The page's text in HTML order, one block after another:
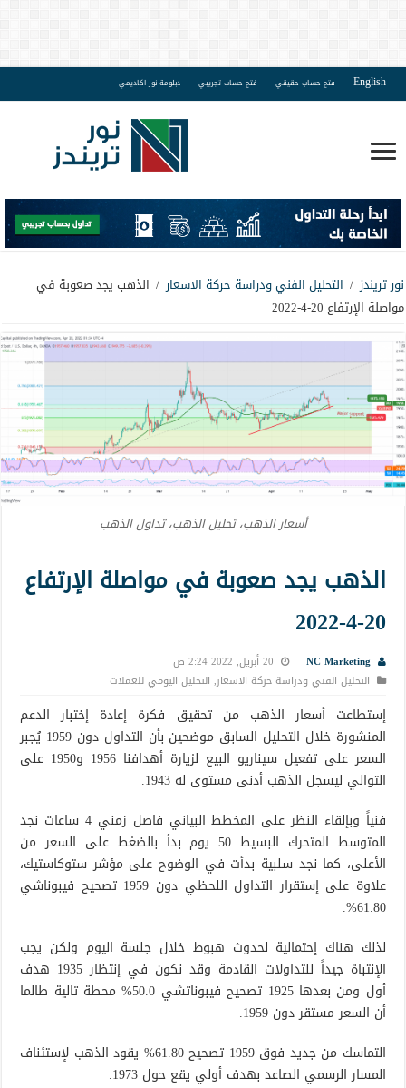
English فتح حساب حقيقي فتح حساب تجريبي دبلومة نور اكاديمي
نور تريندز / التحليل الفني ودراسة حركة الاسعار / الذهب يجد صعوبة في
مواصلة الإرتفاع 20-4-2022
أسعار الذهب، تحليل الذهب، تداول الذهب
الذهب يجد صعوبة في مواصلة الإرتفاع
20-4-2022
NC Marketing
20 أبريل, 2022 2:24 ص
التحليل الفني ودراسة حركة الاسعار, التحليل اليومي للعملات
إستطاعت أسعار الذهب من تحقيق فكرة إعادة إختبار الدعم
المنشورة خلال التحليل السابق موضحين بأن التداول دون 1959 يُجبر
السعر على تفعيل سيناريو البيع لزيارة أهدافنا 1956 و1950 على
التوالي ليسجل الذهب أدنى مستوى له 1943.
فنياً وبإلقاء النظر على المخطط البياني فاصل زمني 4 ساعات نجد
المتوسط المتحرك البسيط 50 يوم بدأ بالضغط على السعر من
الأعلى، كما نجد سلبية بدأت في الوضوح على مؤشر ستوكاستيك،
علاوة على إستقرار التداول اللحظي دون 1959 تصحيح فيبوناشي
61.80%.
لذلك هناك إحتمالية لحدوث هبوط خلال جلسة اليوم ولكن يجب
الإنتباة جيداً للتداولات القادمة وقد نكون في إنتظار 1935 هدف
أول ومن بعدها 1925 تصحيح فيبوناتشي 50.0% محطة تالية طالما
أن السعر مستقر دون 1959.
التماسك من جديد فوق 1959 تصحيح 61.80% يقود الذهب لإستئناف
المسار الرسمي الصاعد بهدف أولي يقع حول 1973.